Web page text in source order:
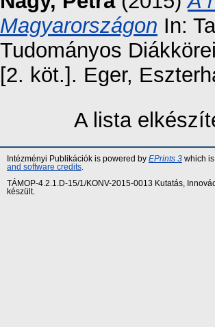
Magyarországon In:
Tudományos
[2. köt.]. Eger,
A lista
Intézményi Publikációk is powered by EPrints 3 which
and software credits
TÁMOP-4.2.1.D-15/1/KONV-2015-0013 Kutatás,
készült.